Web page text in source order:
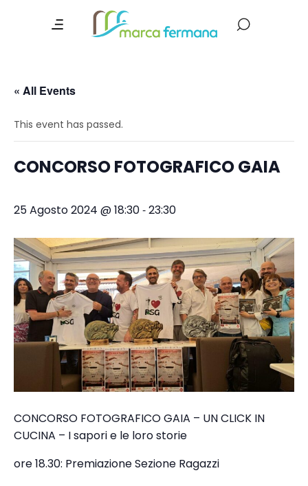
« All Events
This event has passed.
CONCORSO FOTOGRAFICO GAIA
25 Agosto 2024 @ 18:30-23:30
CONCORSO FOTOGRAFICO GAIA – UN CLICK IN
CUCINA – I sapori e le loro storie
ore 18.30: Premiazione Sezione Ragazzi